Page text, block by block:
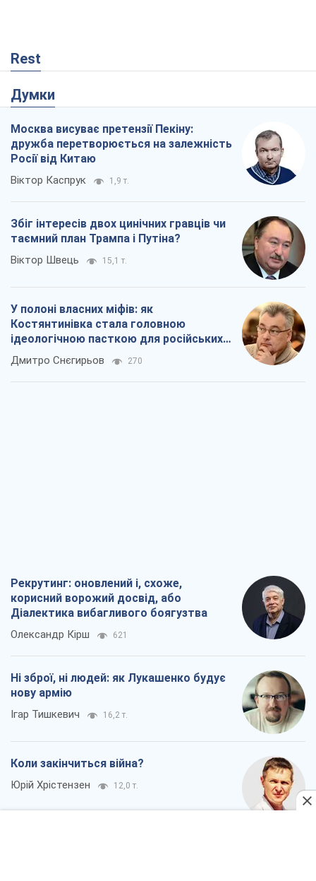
Rest
Думки
Москва висуває претензії Пекіну:
дружба перетворюється на залежність
Росії від Китаю
Віктор Каспрук 1,9 т.
Збіг інтересів двох цинічних гравців чи
таємний план Трампа і Путіна?
Віктор Швець 15,1 т.
У полоні власних міфів: як
Костянтинівка стала головною
ідеологічною пасткою для російських
окупантів
Дмитро Снєгирьов 270
Рекрутинг: оновлений і, схоже,
корисний ворожий досвід, або
Діалектика вибагливого боягузтва
Олександр Кірш 621
Ні зброї, ні людей: як Лукашенко будує
нову армію
Ігар Тишкевич 16,2 т.
Коли закінчиться війна?
Юрій Хрістензен 12,0 т.